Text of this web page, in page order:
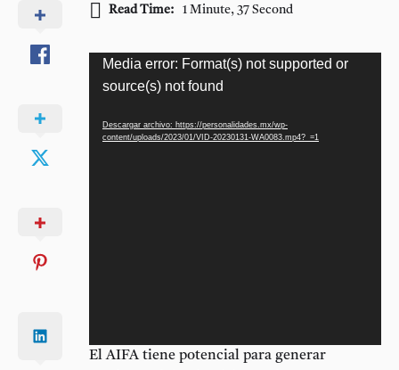
Read Time: 1 Minute, 37 Second
Reproductor
Media error: Format(s) not supported or
source(s) not found
Descargar archivo: https://personalidades.mx/wp-
content/uploads/2023/01/VID-20230131-WA0083.mp4?_=1
El AIFA tiene potencial para generar